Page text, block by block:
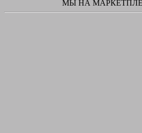
МЫ НА